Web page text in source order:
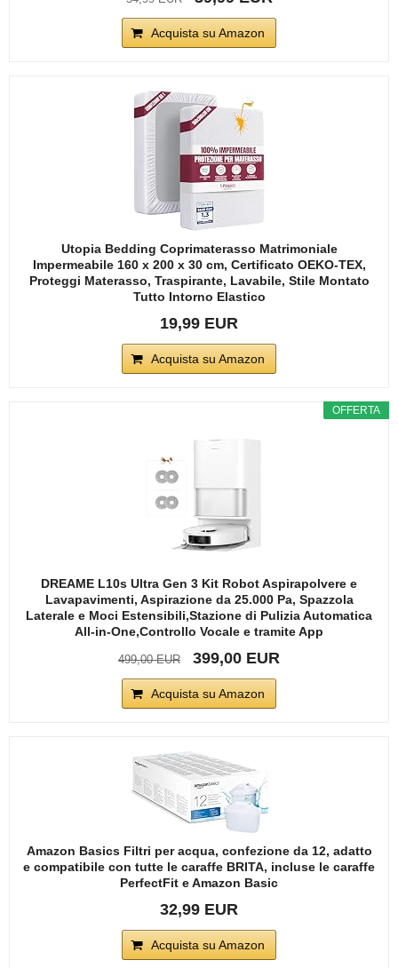
Acquista su Amazon
Utopia Bedding Coprimaterasso Matrimoniale
Impermeabile 160 x 200 x 30 cm, Certificato OEKO-TEX,
Proteggi Materasso, Traspirante, Lavabile, Stile Montato
Tutto Intorno Elastico
19,99 EUR
Acquista su Amazon
OFFERTA
DREAME L10s Ultra Gen 3 Kit Robot Aspirapolvere e
Lavapavimenti, Aspirazione da 25.000 Pa, Spazzola
Laterale e Moci Estensibili,Stazione di Pulizia Automatica
All-in-One,Controllo Vocale e tramite App
499,00 EUR 399,00 EUR
Acquista su Amazon
Amazon Basics Filtri per acqua, confezione da 12, adatto
e compatibile con tutte le caraffe BRITA, incluse le caraffe
PerfectFit e Amazon Basic
32,99 EUR
Acquista su Amazon